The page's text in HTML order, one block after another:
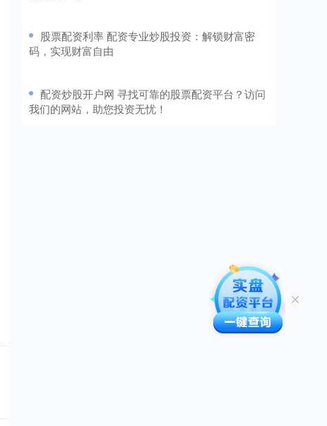
​股票配资利率 配资专业炒股投资：解锁财富密
码，实现财富自由
​配资炒股开户网 寻找可靠的股票配资平台？访问
我们的网站，助您投资无忧！